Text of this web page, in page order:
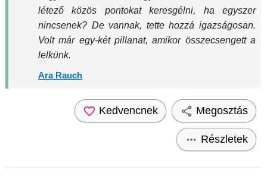
létező közös pontokat keresgélni, ha egyszer
nincsenek? De vannak, tette hozzá igazságosan.
Volt már egy-két pillanat, amikor összecsengett a
lelkünk.
Ara Rauch
Kedvencnek Megosztás
Részletek